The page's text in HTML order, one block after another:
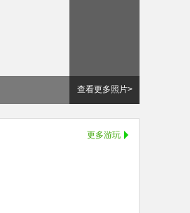
查看更多照片>
更多游玩